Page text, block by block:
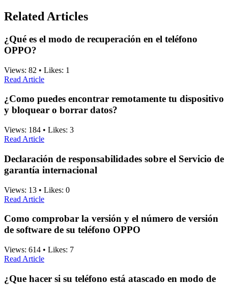
Related Articles
¿Qué es el modo de recuperación en el teléfono
OPPO?
Views: 82 • Likes: 1
Read Article
¿Como puedes encontrar remotamente tu dispositivo
y bloquear o borrar datos?
Views: 184 • Likes: 3
Read Article
Declaración de responsabilidades sobre el Servicio de
garantía internacional
Views: 13 • Likes: 0
Read Article
Como comprobar la versión y el número de versión
de software de su teléfono OPPO
Views: 614 • Likes: 7
Read Article
¿Que hacer si su teléfono está atascado en modo de